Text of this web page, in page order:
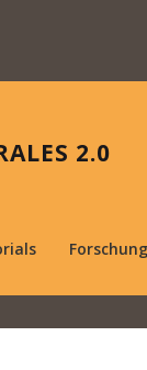
2.0